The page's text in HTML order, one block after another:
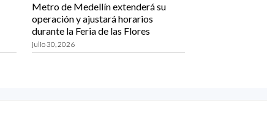
Metro de Medellín extenderá su
operación y ajustará horarios
durante la Feria de las Flores
julio 30, 2026